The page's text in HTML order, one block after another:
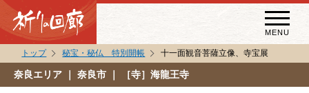
MENU
秘宝・秘仏特別開帳
トップ 秘宝・秘仏 特別開帳 十一面観音菩薩立像、寺宝展
奈良エリア ｜ 奈良市 ｜ ［寺］海龍王寺